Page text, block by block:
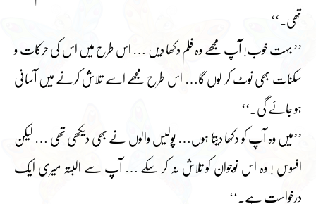
تھی۔‘‘
’’ بہت خوب! آپ مجھے وہ فلم دکھا دیں … اس طرح میں اس کی حرکات و
سکنات بھی نوٹ کر لوں گا… اس طرح مجھے اسے تلاش کرنے میں آسانی
ہو جائے گی۔‘‘
’’میں وہ آپ کو دکھا دیتا ہوں… پولیس والوں نے بھی دیکھی تھی … لیکن
افسوس ! وہ اس نوجوان کو تلاش نہ کر سکے … آپ سے البتہ میری ایک
درخواست ہے۔‘‘